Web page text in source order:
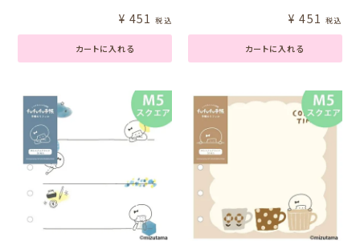
カートに入れる
¥ 451 税込
カートに入れる
¥ 451 税込